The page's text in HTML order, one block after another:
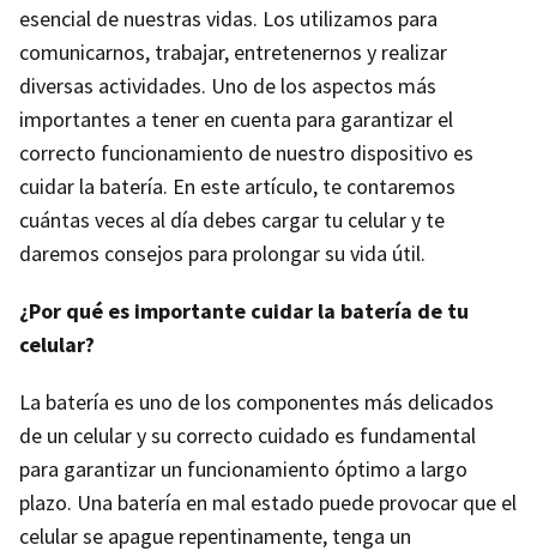
esencial de nuestras vidas. Los utilizamos para
comunicarnos, trabajar, entretenernos y realizar
diversas actividades. Uno de los aspectos más
importantes a tener en cuenta para garantizar el
correcto funcionamiento de nuestro dispositivo es
cuidar la batería. En este artículo, te contaremos
cuántas veces al día debes cargar tu celular y te
daremos consejos para prolongar su vida útil.
¿Por qué es importante cuidar la batería de tu
celular?
La batería es uno de los componentes más delicados
de un celular y su correcto cuidado es fundamental
para garantizar un funcionamiento óptimo a largo
plazo. Una batería en mal estado puede provocar que el
celular se apague repentinamente, tenga un